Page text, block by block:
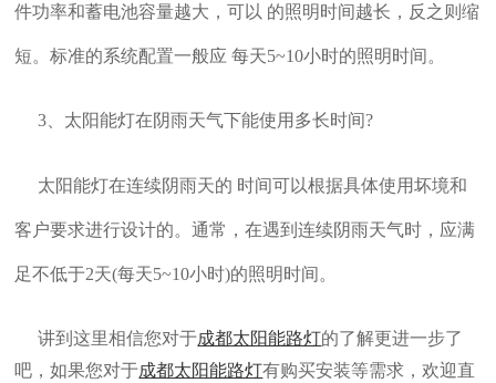
件功率和蓄电池容量越大，可以 的照明时间越长，反之则缩
短。标准的系统配置一般应 每天5~10小时的照明时间。
3、太阳能灯在阴雨天气下能使用多长时间?
太阳能灯在连续阴雨天的 时间可以根据具体使用坏境和
客户要求进行设计的。通常，在遇到连续阴雨天气时，应满
足不低于2天(每天5~10小时)的照明时间。
讲到这里相信您对于成都太阳能路灯的了解更进一步了
吧，如果您对于成都太阳能路灯有购买安装等需求，欢迎直